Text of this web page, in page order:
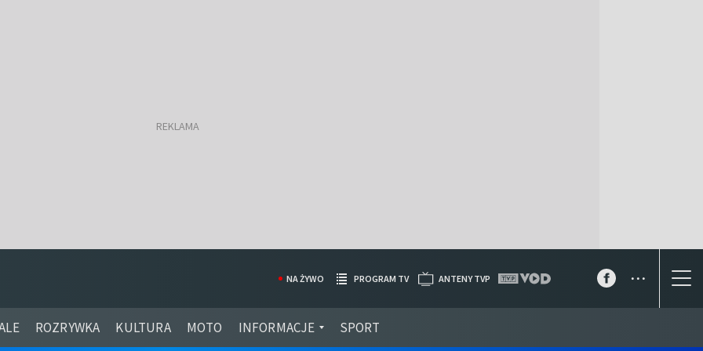
ROZRYWKA KULTURA MOTO INFORMACJE SPORT
NA ŻYWO PROGRAM TV ANTENY TVP ...